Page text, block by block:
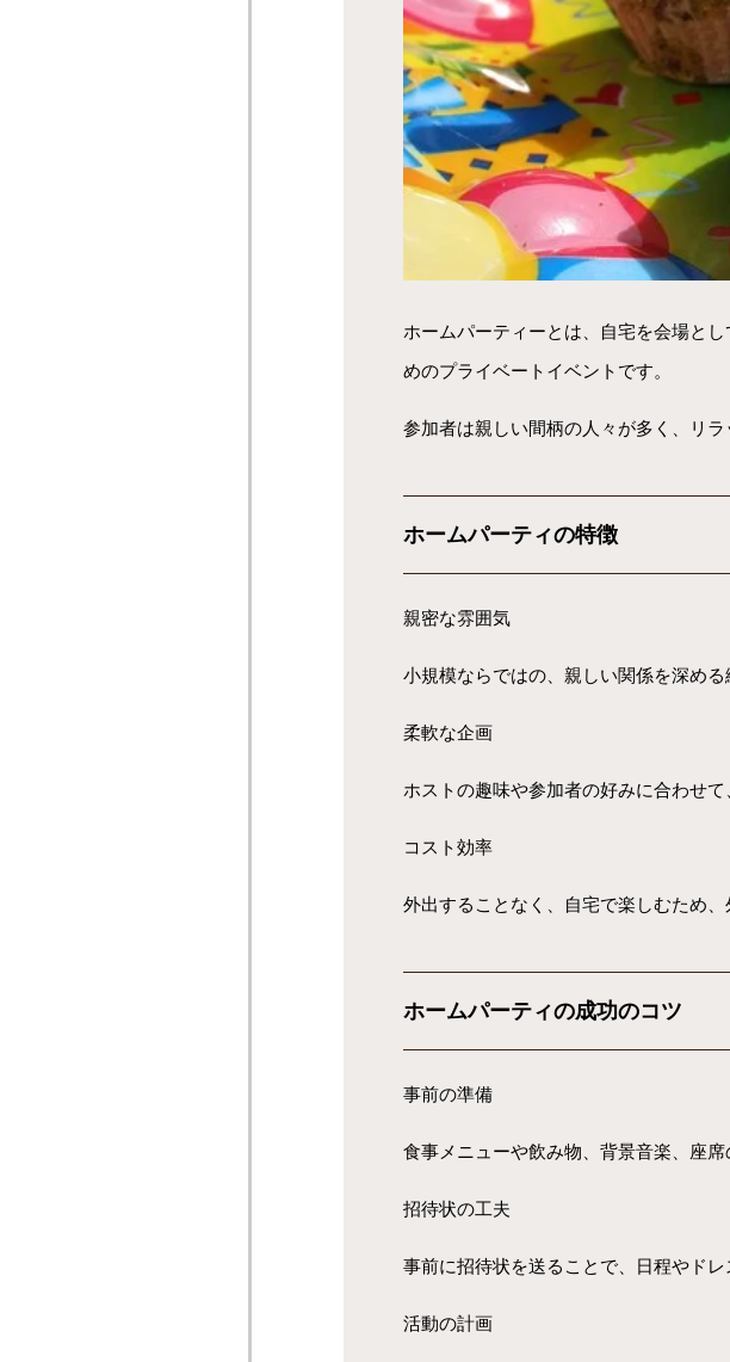
ホームパーティーとは、自宅を会場と
めのプライベートイベントです。
参加者は親しい間柄の人々が多く、リ
ホームパーティの特徴
親密な雰囲気
小規模ならではの、親しい関係を深める
柔軟な企画
ホストの趣味や参加者の好みに合わせ
コスト効率
外出することなく、自宅で楽しむため
ホームパーティの成功のコツ
事前の準備
食事メニューや飲み物、背景音楽、座
招待状の工夫
事前に招待状を送ることで、日程やド
活動の計画